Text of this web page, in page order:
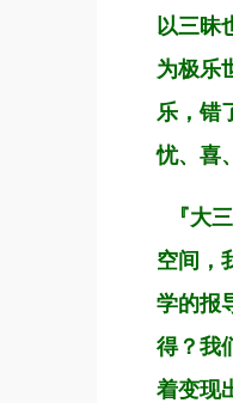
以三昧
为极乐
乐，错
忧、喜
『大
空间，
学的报
得？我
着变现